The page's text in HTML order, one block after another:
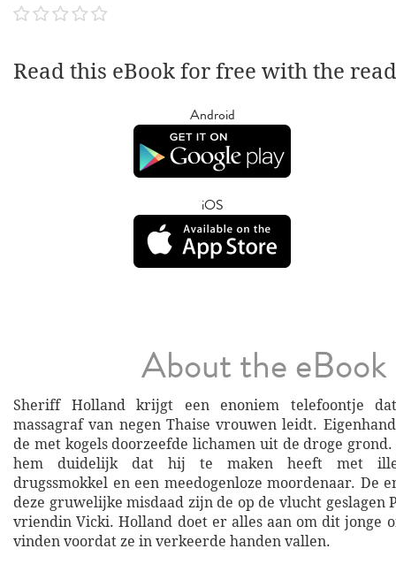
Read this eBook for free with the
Android
iOS
About the eBook
Sheriff Holland krijgt een enoniem telefoontje
massagraf van negen Thaise vrouwen leidt.
de met kogels doorzeefde lichamen uit de droge
hem duidelijk dat hij te maken heeft met
drugssmokkel en een meedogenloze moordenaar. De
deze gruwelijke misdaad zijn de op de vlucht geslagen
vriendin Vicki. Holland doet er alles aan om dit jonge
vinden voordat ze in verkeerde handen vallen.